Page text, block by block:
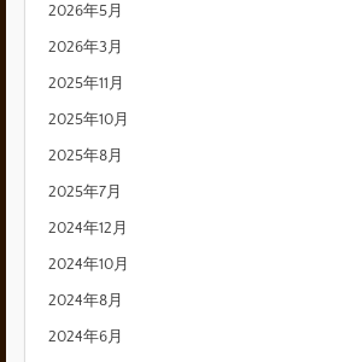
2026年5月
2026年3月
2025年11月
2025年10月
2025年8月
2025年7月
2024年12月
2024年10月
2024年8月
2024年6月